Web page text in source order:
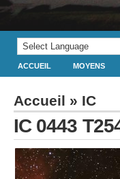
ACCUEIL MOYENS
Accueil » IC
IC 0443